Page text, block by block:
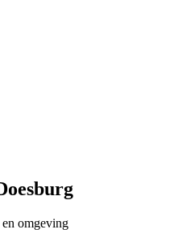
omgeving